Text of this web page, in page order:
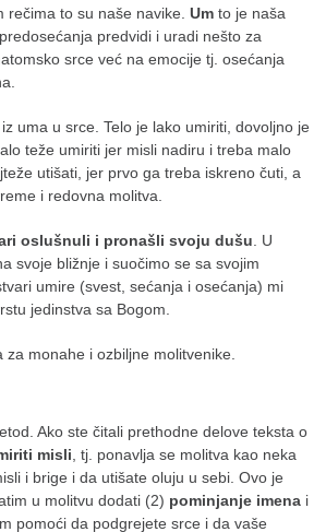
to su naše navike. Um to je naša
predvidi i uradi nešto za
srce već na emocije tj. osećanja
uma u srce. Telo je lako umiriti, dovoljno je
teže umiriti jer misli nadiru i treba malo
utišati, jer prvo ga treba iskreno čuti, a
i redovna molitva.
oslušnuli i pronašli svoju dušu . U
svoje bližnje i suočimo se sa svojim
umire (svest, sećanja i osećanja) mi
jedinstva sa Bogom.
monahe i ozbiljne molitvenike.
Ako ste čitali prethodne delove teksta o
misli , tj. ponavlja se molitva kao neka
i brige i da utišate oluju u sebi. Ovo je
u molitvu dodati (2) pominjanje imena i
pomoći da podgrejete srce i da vaše